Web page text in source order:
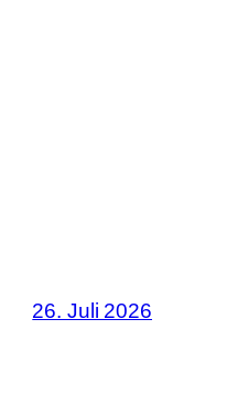
26. Juli 2026